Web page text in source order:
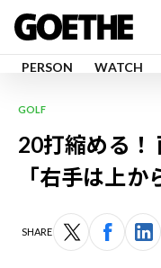
PERSON WATCH
GOLF
20打縮める！
「右手は上か
SHARE